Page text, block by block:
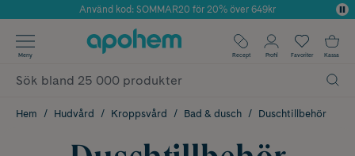
Årets Butik 2025 inom Skönhet
Använd kod: SOMMAR20 för 20% över 649kr
✓ Fri frakt
✓ Poäng på alla köp*
Meny Recept Profil Favoriter Kassa
Hem Hudvård Kroppsvård Bad & dusch Duschtillbehör